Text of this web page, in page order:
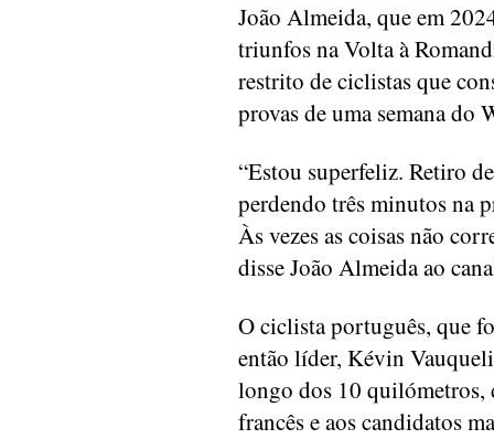
João Almeida, que em
triunfos na Volta à
restrito de ciclistas que
provas de uma semana do
“Estou superfeliz. Retiro
perdendo três minutos na
Às vezes as coisas não
disse João Almeida ao
O ciclista português, que
então líder, Kévin
longo dos 10 quilómetros,
francês e aos candidatos